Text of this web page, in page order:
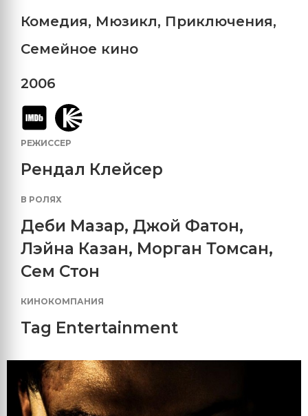
Комедия, Мюзикл, Приключения,
Семейное кино
2006
РЕЖИССЕР
Рендал Клейсер
В РОЛЯХ
Деби Мазар, Джой Фатон,
Лэйна Казан, Морган Томсан,
Сем Стон
КИНОКОМПАНИЯ
Tag Entertainment